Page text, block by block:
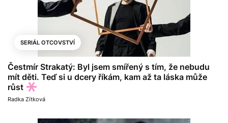
SERIÁL OTCOVSTVÍ
Čestmír Strakatý: Byl jsem smířený s tím, že nebudu
mít děti. Teď si u dcery říkám, kam až ta láska může
růst
Radka Zítková